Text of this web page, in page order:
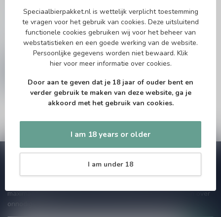
071-2400285
info@speciaalbierpakket.nl
Speciaalbierpakket.nl
Zeemanlaan 22B
2313SZ Leiden
Nederland
Subscribe to our Newsletter!
maximaal één keer per maand een mailing dus geen zorgen over
onnodige spam!
Speciaalbierpakket.nl is wettelijk verplicht toestemming
te vragen voor het gebruik van cookies. Deze uitsluitend
functionele cookies gebruiken wij voor het beheer van
webstatistieken en een goede werking van de website.
Persoonlijke gegevens worden niet bewaard. Klik
hiervoor meer informatie over cookies.
Door aan te geven dat je 18 jaar of ouder bent en
verder gebruik te maken van deze website, ga je
akkoord met het gebruik van cookies.
I am 18 years or older
I am under 18